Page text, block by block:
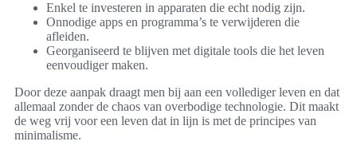
Enkel te investeren in apparaten die echt nodig zijn.
Onnodige apps en programma’s te verwijderen die
afleiden.
Georganiseerd te blijven met digitale tools die het leven
eenvoudiger maken.
Door deze aanpak draagt men bij aan een vollediger leven en dat
allemaal zonder de chaos van overbodige technologie. Dit maakt
de weg vrij voor een leven dat in lijn is met de principes van
minimalisme.